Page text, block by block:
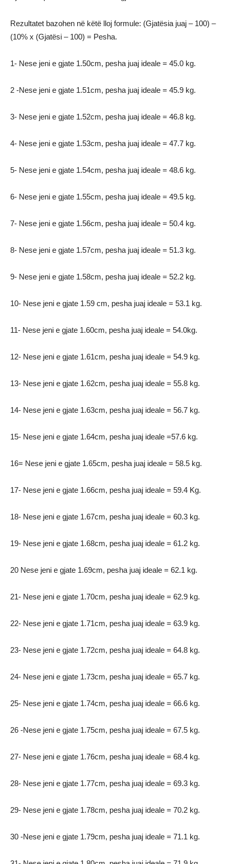
Rezultatet bazohen në këtë lloj formule: (Gjatësia juaj – 100) –
(10% x (Gjatësi – 100) = Pesha.
1- Nese jeni e gjate 1.50cm, pesha juaj ideale = 45.0 kg.
2 -Nese jeni e gjate 1.51cm, pesha juaj ideale = 45.9 kg.
3- Nese jeni e gjate 1.52cm, pesha juaj ideale = 46.8 kg.
4- Nese jeni e gjate 1.53cm, pesha juaj ideale = 47.7 kg.
5- Nese jeni e gjate 1.54cm, pesha juaj ideale = 48.6 kg.
6- Nese jeni e gjate 1.55cm, pesha juaj ideale = 49.5 kg.
7- Nese jeni e gjate 1.56cm, pesha juaj ideale = 50.4 kg.
8- Nese jeni e gjate 1.57cm, pesha juaj ideale = 51.3 kg.
9- Nese jeni e gjate 1.58cm, pesha juaj ideale = 52.2 kg.
10- Nese jeni e gjate 1.59 cm, pesha juaj ideale = 53.1 kg.
11- Nese jeni e gjate 1.60cm, pesha juaj ideale = 54.0kg.
12- Nese jeni e gjate 1.61cm, pesha juaj ideale = 54.9 kg.
13- Nese jeni e gjate 1.62cm, pesha juaj ideale = 55.8 kg.
14- Nese jeni e gjate 1.63cm, pesha juaj ideale = 56.7 kg.
15- Nese jeni e gjate 1.64cm, pesha juaj ideale =57.6 kg.
16= Nese jeni e gjate 1.65cm, pesha juaj ideale = 58.5 kg.
17- Nese jeni e gjate 1.66cm, pesha juaj ideale = 59.4 Kg.
18- Nese jeni e gjate 1.67cm, pesha juaj ideale = 60.3 kg.
19- Nese jeni e gjate 1.68cm, pesha juaj ideale = 61.2 kg.
20 Nese jeni e gjate 1.69cm, pesha juaj ideale = 62.1 kg.
21- Nese jeni e gjate 1.70cm, pesha juaj ideale = 62.9 kg.
22- Nese jeni e gjate 1.71cm, pesha juaj ideale = 63.9 kg.
23- Nese jeni e gjate 1.72cm, pesha juaj ideale = 64.8 kg.
24- Nese jeni e gjate 1.73cm, pesha juaj ideale = 65.7 kg.
25- Nese jeni e gjate 1.74cm, pesha juaj ideale = 66.6 kg.
26 -Nese jeni e gjate 1.75cm, pesha juaj ideale = 67.5 kg.
27- Nese jeni e gjate 1.76cm, pesha juaj ideale = 68.4 kg.
28- Nese jeni e gjate 1.77cm, pesha juaj ideale = 69.3 kg.
29- Nese jeni e gjate 1.78cm, pesha juaj ideale = 70.2 kg.
30 -Nese jeni e gjate 1.79cm, pesha juaj ideale = 71.1 kg.